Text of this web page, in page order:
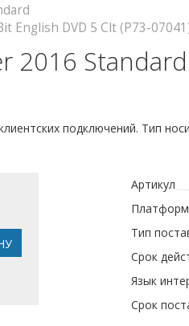
English DVD 5 Clt (P73-
2016
подключений. Тип
Артикул
Тип
Срок
Язык
Срок